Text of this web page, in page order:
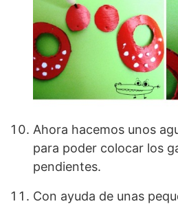
Ahora hacemos unos
para poder colocar los
pendientes.
Con ayuda de unas